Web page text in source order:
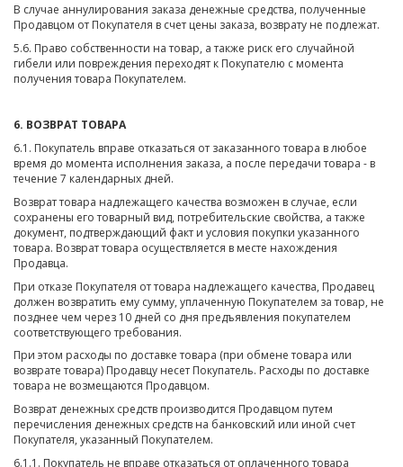
В случае аннулирования заказа денежные средства, полученные
Продавцом от Покупателя в счет цены заказа, возврату не подлежат.
5.6. Право собственности на товар, а также риск его случайной
гибели или повреждения переходят к Покупателю с момента
получения товара Покупателем.
6. ВОЗВРАТ ТОВАРА
6.1. Покупатель вправе отказаться от заказанного товара в любое
время до момента исполнения заказа, а после передачи товара - в
течение 7 календарных дней.
Возврат товара надлежащего качества возможен в случае, если
сохранены его товарный вид, потребительские свойства, а также
документ, подтверждающий факт и условия покупки указанного
товара. Возврат товара осуществляется в месте нахождения
Продавца.
При отказе Покупателя от товара надлежащего качества, Продавец
должен возвратить ему сумму, уплаченную Покупателем за товар, не
позднее чем через 10 дней со дня предъявления покупателем
соответствующего требования.
При этом расходы по доставке товара (при обмене товара или
возврате товара) Продавцу несет Покупатель. Расходы по доставке
товара не возмещаются Продавцом.
Возврат денежных средств производится Продавцом путем
перечисления денежных средств на банковский или иной счет
Покупателя, указанный Покупателем.
6.1.1. Покупатель не вправе отказаться от оплаченного товара